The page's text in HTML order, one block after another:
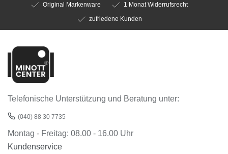
Original Markenware
1 Monat Widerrufsrecht
zufriedene Kunden
Telefonische Unterstützung und Beratung unter:
(040) 88 30 7735
Montag - Freitag: 08.00 - 16.00 Uhr
Kundenservice